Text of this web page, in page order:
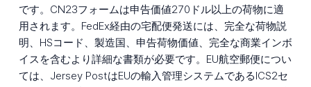
です。CN23フォームは申告価値270ドル以上の荷物に適
用されます。FedEx経由の宅配便発送には、完全な荷物説
明、HSコード、製造国、申告荷物価値、完全な商業インボ
イスを含むより詳細な書類が必要です。EU航空郵便につい
ては、Jersey PostはEUの輸入管理システムであるICS2セ